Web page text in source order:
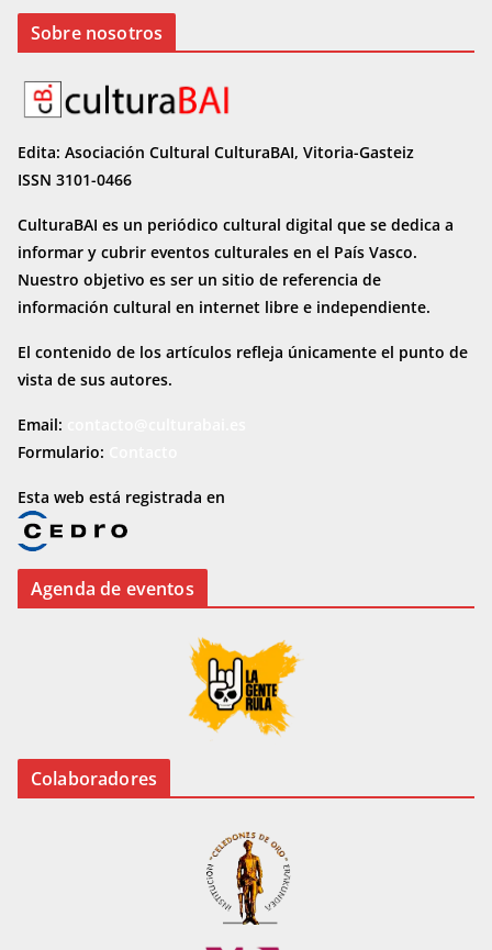
Sobre nosotros
Edita: Asociación Cultural CulturaBAI, Vitoria-Gasteiz
ISSN 3101-0466
CulturaBAI es un periódico cultural digital que se dedica a
informar y cubrir eventos culturales en el País Vasco.
Nuestro objetivo es ser un sitio de referencia de
información cultural en internet libre e independiente.
El contenido de los artículos refleja únicamente el punto de
vista de sus autores.
Email:
Formulario:
Esta web está registrada en
Agenda de eventos
Colaboradores